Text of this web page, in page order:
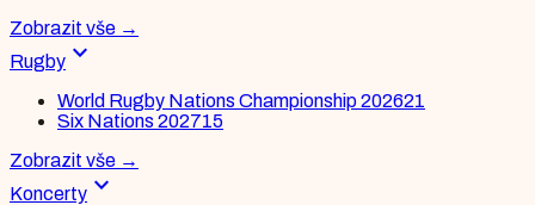
Zobrazit vše →
Rugby expand_more
World Rugby Nations Championship 202621
Six Nations 202715
Zobrazit vše →
Koncerty expand_more